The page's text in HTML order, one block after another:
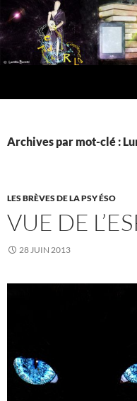
Aller
au
contenu
Archives par mot-clé :
LES BRÈVES DE LA PSY ÉSO
VUE DE
28 JUIN 2013